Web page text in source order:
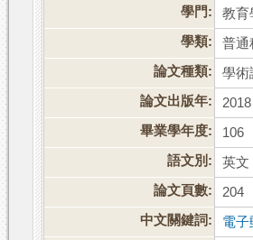
學門:
教育
學類:
普通
論文種類:
學術
論文出版年:
2018
畢業學年度:
106
語文別:
英文
論文頁數:
204
中文關鍵詞:
電子